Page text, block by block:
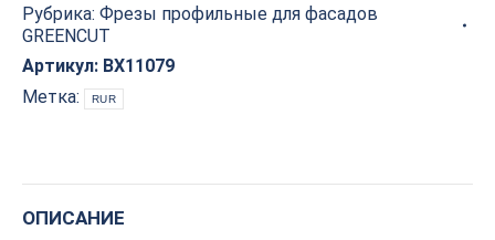
фасадов
D36xH15xL60
S=12
GREENCUT
BX11079
Рубрика: Фрезы профильные для фасадов
GREENCUT
Артикул: BX11079
Метка:
RUR
ОПИСАНИЕ